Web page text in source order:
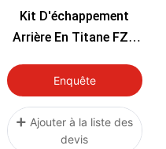
Kit D'échappement
Arrière En Titane FZR
2009-2016 58/128
Enquête
Ajouter à la liste des
devis